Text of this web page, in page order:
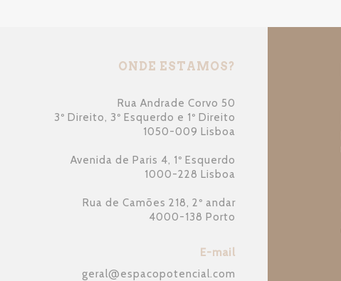
ONDE ESTAMOS?
Rua Andrade Corvo 50
3º Direito, 3º Esquerdo e 1º Direito
1050-009 Lisboa
Avenida de Paris 4, 1º Esquerdo
1000-228 Lisboa
Rua de Camões 218, 2º andar
4000-138 Porto
E-mail
geral@espacopotencial.com